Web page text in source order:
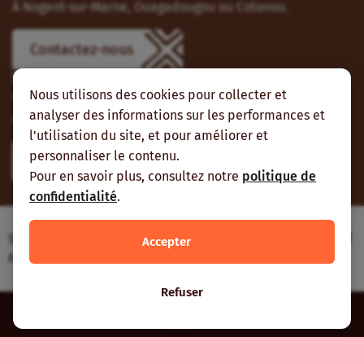
Nous utilisons des cookies pour collecter et
analyser des informations sur les performances et
l'utilisation du site, et pour améliorer et
personnaliser le contenu.
Pour en savoir plus, consultez notre politique de
confidentialité.
Accepter
Refuser
À Nogent-sur-Marne, Ouagadougou ou Cotonou.
Contactez-nous
Suivez-nous
Vous pouvez aussi vous abonner à nos flux RSS et nous
suivre sur les réseaux sociaux.
Site web réalisé avec le soutien de l’Agence
Française de Développement